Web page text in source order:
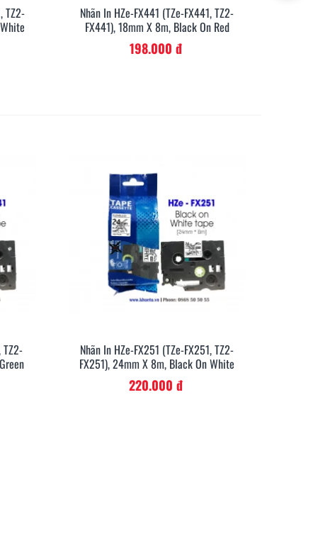
TZ2-
Xem Nhanh
Nhãn In HZe-FX441 (TZe-FX441, TZ2-
FX441), 18mm X 8m, Black On Red
198.000 đ
TZ2-
Xem Nhanh
Nhãn In HZe-FX251 (TZe-FX251, TZ2-
FX251), 24mm X 8m, Black On White
220.000 đ